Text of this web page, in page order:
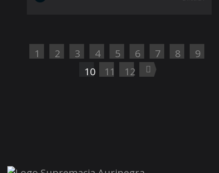
1 2 3 4 5 6 7 8
9
10
11 12